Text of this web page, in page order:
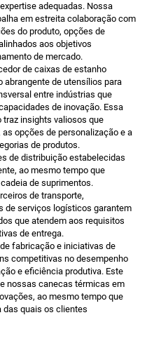
adequadas. Nossa
em estreita colaboração com
do produto, opções de
aos objetivos
de mercado.
de caixas de estanho
abrangente de utensílios para
entre indústrias que
de inovação. Essa
insights valiosos que
opções de personalização e a
de produtos.
de distribuição estabelecidas
ao mesmo tempo que
de suprimentos.
de transporte,
de serviços logísticos garantem
que atendem aos requisitos
de entrega.
fabricação e iniciativas de
competitivas no desempenho
e eficiência produtiva. Este
nossas canecas térmicas em
ao mesmo tempo que
quais os clientes